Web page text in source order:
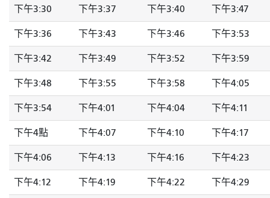
下午3:30 下午3:37 下午3:40 下午3:47
下午3:36 下午3:43 下午3:46 下午3:53
下午3:42 下午3:49 下午3:52 下午3:59
下午3:48 下午3:55 下午3:58 下午4:05
下午3:54 下午4:01 下午4:04 下午4:11
下午4點 下午4:07 下午4:10 下午4:17
下午4:06 下午4:13 下午4:16 下午4:23
下午4:12 下午4:19 下午4:22 下午4:29